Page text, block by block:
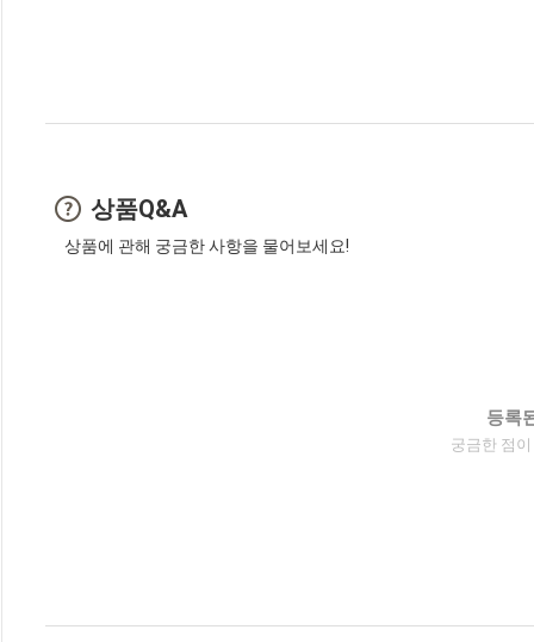
상품Q&A
상품에 관해 궁금한 사항을 물어보세요!
등록
궁금한 점